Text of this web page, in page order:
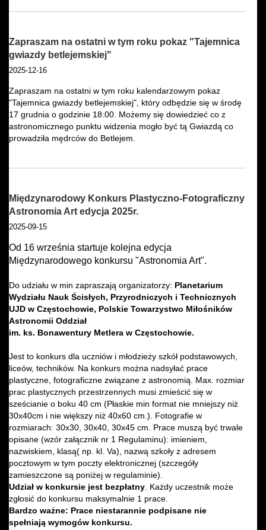
Zapraszam na ostatni w tym roku pokaz "Tajemnica
gwiazdy betlejemskiej"
2025-12-16
Zapraszam na ostatni w tym roku kalendarzowym pokaz
"Tajemnica gwiazdy betlejemskiej", który odbędzie się w środę
17 grudnia o godzinie 18:00. Możemy się dowiedzieć co z
astronomicznego punktu widzenia mogło być tą Gwiazdą co
prowadziła mędrców do Betlejem.
Międzynarodowy Konkurs Plastyczno-Fotograficzny
Astronomia Art edycja 2025r.
2025-09-15
Od 16 września startuje kolejna edycja
Międzynarodowego konkursu "Astronomia Art".
Do udziału w min zapraszają organizatorzy: Planetarium
Wydziału Nauk Ścisłych, Przyrodniczych i Technicznych
UJD w Częstochowie, Polskie Towarzystwo Miłośników
Astronomii Oddział
im. ks. Bonawentury Metlera w Częstochowie.
Jest to konkurs dla uczniów i młodzieży szkół podstawowych,
liceów, techników. Na konkurs można nadsyłać prace
plastyczne, fotograficzne związane z astronomią. Max. rozmiar
prac plastycznych przestrzennych musi zmieścić się w
sześcianie o boku 40 cm (Płaskie min format nie mniejszy niż
30x40cm i nie większy niż 40x60 cm.). Fotografie w
rozmiarach: 30x30, 30x40, 30x45 cm. Prace muszą być trwale
opisane (wzór załącznik nr 1 Regulaminu): imieniem,
nazwiskiem, klasą( np. kl. Va), nazwą szkoły z adresem
pocztowym w tym poczty elektronicznej (szczegóły
zamieszczone są poniżej w regulaminie).
Udział w konkursie jest bezpłatny . Każdy uczestnik może
zgłosić do konkursu maksymalnie 1 prace.
Bardzo ważne: Prace niestarannie podpisane nie
spełniają wymogów konkursu.